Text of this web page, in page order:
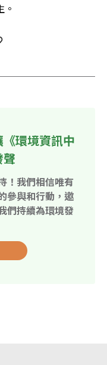
環境資訊中
！我們相信唯有
參與和行動，邀
們持續為環境發